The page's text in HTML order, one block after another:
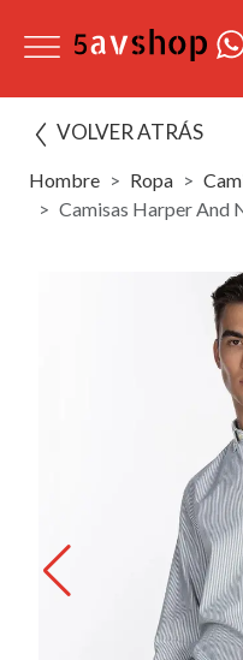
VOLVER ATRÁS
Hombre Ropa
Camisas Harper And